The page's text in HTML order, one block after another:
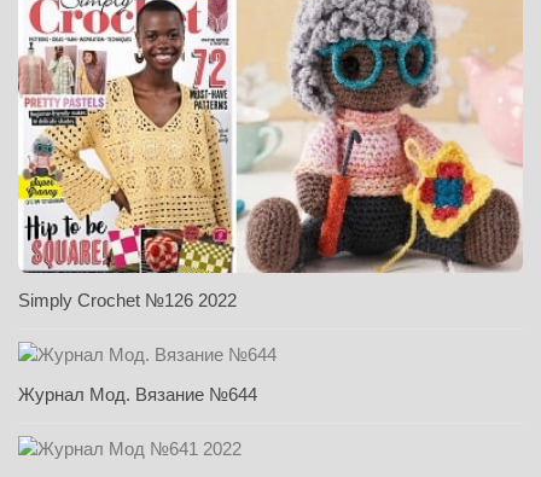
Simply Crochet №126 2022
Журнал Мод. Вязание №644